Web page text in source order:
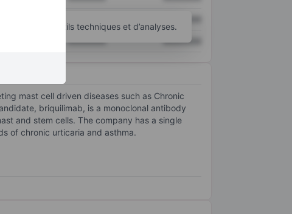
XXXXXXX XXXXXXX
à d’autres outils techniques et d’analyses.
mast cell driven diseases such as Chronic
briquilimab, is a monoclonal antibody
and stem cells. The company has a single
of chronic urticaria and asthma.